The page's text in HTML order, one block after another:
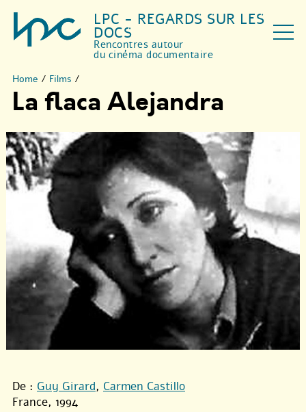
LPC - REGARDS SUR LES
DOCS
Rencontres autour
du cinéma documentaire
Home / Films /
La flaca Alejandra
De : Guy Girard, Carmen Castillo
France, 1994